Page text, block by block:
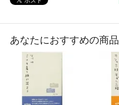
あなたにおすすめの商品